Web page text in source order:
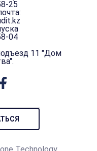
25
04
11 "Дом